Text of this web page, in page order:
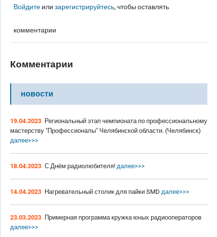
Войдите илизарегистрируйтесь, чтобы оставлять
комментарии
Комментарии
новости
19.04.2023 Региональный этап чемпионата по профессиональному
мастерству "Профессионалы" Челябинской области. (Челябинск)
далее>>>
18.04.2023 С Днём радиолюбителя! далее>>>
14.04.2023 Нагревательный столик для пайки SMD далее>>>
23.03.2023 Примерная программа кружка юных радиооператоров
далее>>>